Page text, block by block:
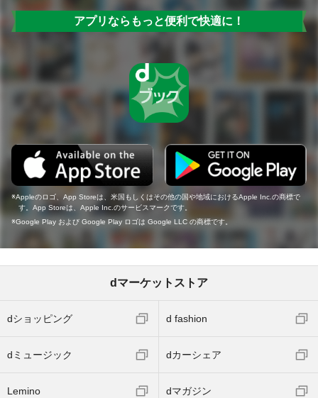
アプリならもっと便利で快適に！
Appleのロゴ、App Storeは、米国もしくはその他の国や地域におけるApple Inc.の商標で
す。App Storeは、Apple Inc.のサービスマークです。
Google Play および Google Play ロゴは Google LLC の商標です。
dマーケットストア
dショッピング d fashion
dミュージック dカーシェア
Lemino dマガジン